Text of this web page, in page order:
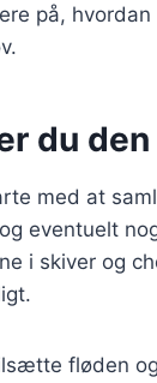
på,
du
med at
eventuelt
i skiver og
fløden